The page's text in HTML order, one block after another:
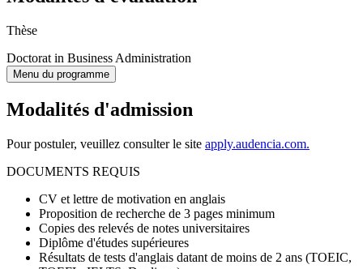
Thèse
Doctorat in Business Administration
Menu du programme
Modalités d'admission
Pour postuler, veuillez consulter le site apply.audencia.com.
DOCUMENTS REQUIS
CV et lettre de motivation en anglais
Proposition de recherche de 3 pages minimum
Copies des relevés de notes universitaires
Diplôme d'études supérieures
Résultats de tests d'anglais datant de moins de 2 ans (TOEIC,